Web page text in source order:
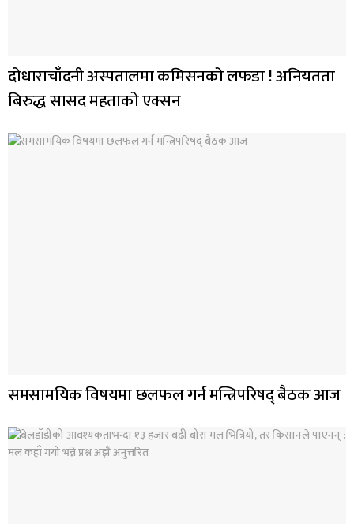
दोधाराचाँदनी अस्पतालमा कमिसनको लफडा ! अनियतता
बिरुद्ध सासद महताको एक्सन
समसामयिक विषयमा छलफल गर्न मन्त्रिपरिषद् बैठक आज